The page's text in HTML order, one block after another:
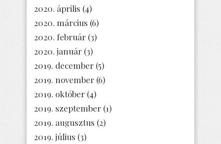
2020. április (4)
2020. március (6)
2020. február (3)
2020. január (3)
2019. december (5)
2019. november (6)
2019. október (4)
2019. szeptember (1)
2019. augusztus (2)
2019. július (3)